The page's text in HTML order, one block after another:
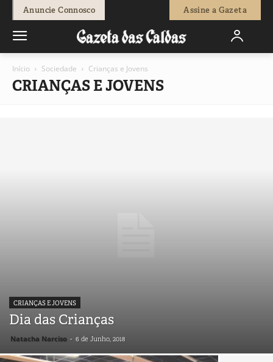
Anuncie Connosco Assine a Gazeta
Início Sociedade Crianças e Jovens
CRIANÇAS E JOVENS
CRIANÇAS E JOVENS
Dia das Crianças
Natacha Narciso - 6 de Junho, 2018